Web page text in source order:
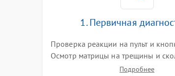
1. Первичная
Проверка реакции на пульт и
Осмотр матрицы на трещины и
звука, наличия подсветки и
Подробнее